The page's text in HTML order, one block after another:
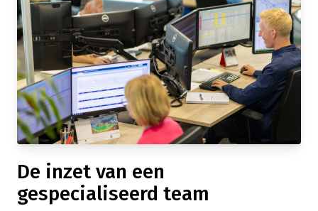
De inzet van een
gespecialiseerd team